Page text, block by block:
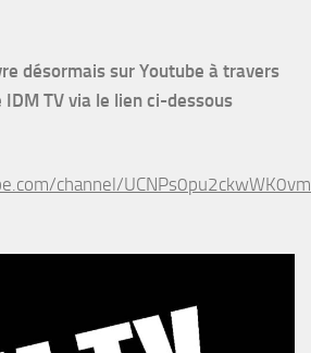
désormais sur Youtube à travers
IDM TV via le lien ci-dessous
channel/